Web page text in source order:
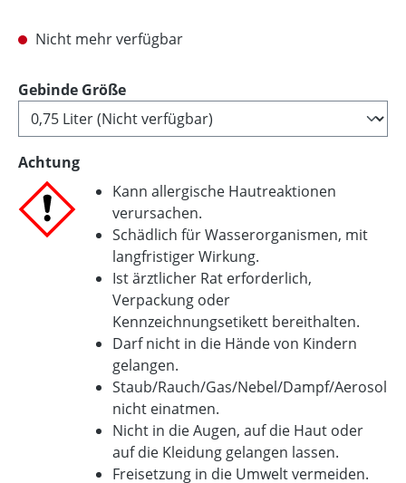
Nicht mehr verfügbar
Gebinde Größeauswählen
Achtung
Kann allergische Hautreaktionen
verursachen.
Schädlich für Wasserorganismen, mit
langfristiger Wirkung.
Ist ärztlicher Rat erforderlich,
Verpackung oder
Kennzeichnungsetikett bereithalten.
Darf nicht in die Hände von Kindern
gelangen.
Staub/Rauch/Gas/Nebel/Dampf/Aerosol
nicht einatmen.
Nicht in die Augen, auf die Haut oder
auf die Kleidung gelangen lassen.
Freisetzung in die Umwelt vermeiden.